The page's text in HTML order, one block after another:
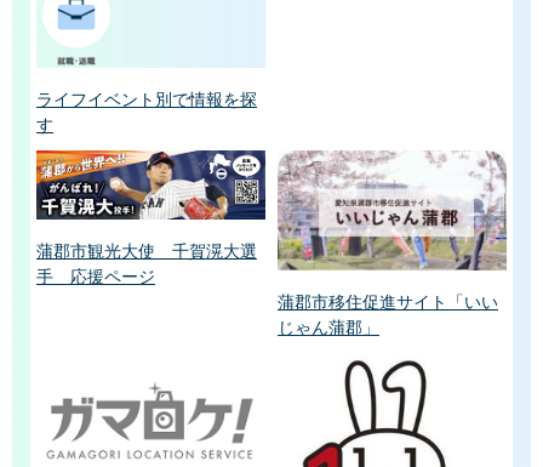
ライフイベント別で情報を探
す
蒲郡市観光大使 千賀滉大選
手 応援ページ
蒲郡市移住促進サイト「いい
じゃん蒲郡」